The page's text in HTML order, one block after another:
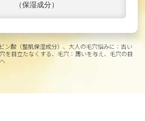
（保湿成分）
ン酸（整肌保湿成分）、大人の毛穴悩みに：古い
を目立たなくする、毛穴：潤いを与え、毛穴の目